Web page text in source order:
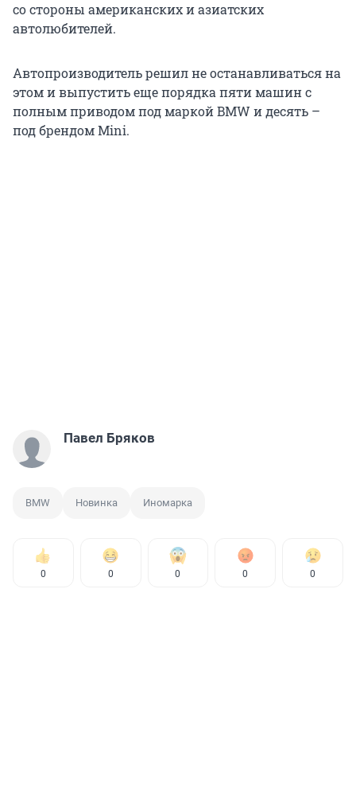
со стороны американских и азиатских
автолюбителей.
Автопроизводитель решил не останавливаться на
этом и выпустить еще порядка пяти машин с
полным приводом под маркой BMW и десять –
под брендом Mini.
Павел Бряков
BMW Новинка Иномарка
0 0 0 0 0